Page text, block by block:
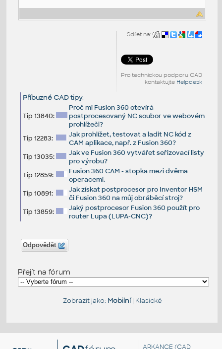
Sdílet na:
Pro technickou podporu CAD
kontaktujte Helpdesk
Příbuzné CAD tipy:
Tip 13840:
Proč mi Fusion 360 otevírá
postprocesovaný NC soubor ve webovém
prohlížeči?
Tip 12283:
Jak prohlížet, testovat a ladit NC kód z
CAM aplikace, např. z Fusion 360?
Tip 13035:
Jak ve Fusion 360 vytvářet seřizovací listy
pro výrobu?
Tip 12859:
Fusion 360 CAM - stopka mezi dvěma
operacemi.
Tip 10891:
Jak získat postprocesor pro Inventor HSM
či Fusion 360 na můj obráběcí stroj?
Tip 13859:
Jaký postprocesor Fusion 360 použít pro
router Lupa (LUPA-CNC)?
Odpovědět
Přejít na fórum
Zobrazit jako: Mobilní| Klasické
ARKANCE (CAD